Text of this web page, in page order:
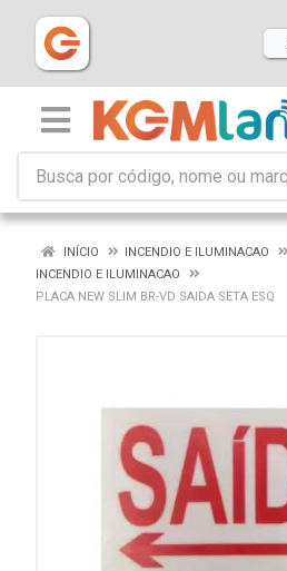
INÍCIO
INCENDIO E ILUMINACAO
INCENDIO E ILUMINACAO
PLACA NEW SLIM BR-VD SAIDA SETA ESQ